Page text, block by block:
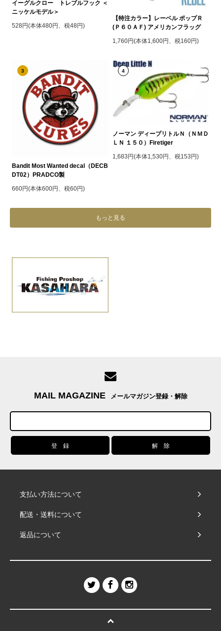
イーグルクロー トレブルフック ＜
ニッケルモデル＞
528円(本体480円、税48円)
【特注カラー】レーベル ポップＲ
(Ｐ６０ＡＦ) アメリカンフラッグ
1,760円(本体1,600円、税160円)
3
Bandit Most Wanted decal（DECB
DT02）PRADCO製
660円(本体600円、税60円)
4
ノーマン ディープリトルＮ（ＮＭＤ
ＬＮ １５０）Firetiger
1,683円(本体1,530円、税153円)
もっと見る
MAIL MAGAZINE メールマガジン登録・解除
支払い方法について
配送・送料について
返品について